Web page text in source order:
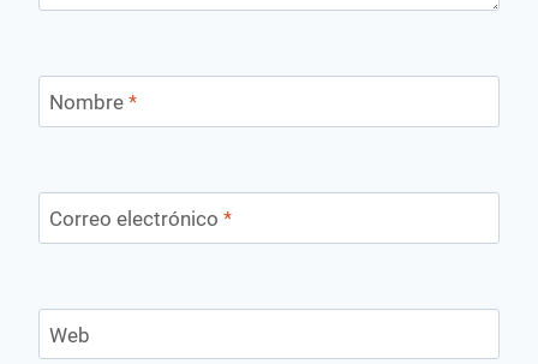
Nombre *
Correo electrónico *
Web